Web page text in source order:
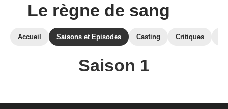
Le règne de sang
Accueil Saisons et Episodes Casting Critiques
Saison 1